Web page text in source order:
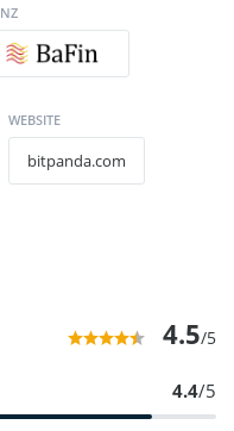
WEBSITE
bitpanda.com
4.5/5
4.4/5